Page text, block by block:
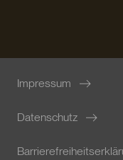
Impressum
Datenschutz